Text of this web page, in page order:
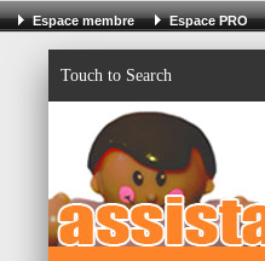
Espace membre Espace PRO
Touch to Search